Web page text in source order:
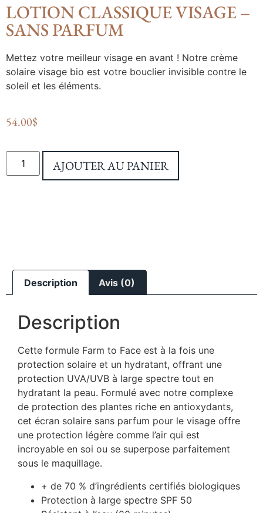
LOTION CLASSIQUE VISAGE –
SANS PARFUM
Mettez votre meilleur visage en avant ! Notre crème
solaire visage bio est votre bouclier invisible contre le
soleil et les éléments.
54.00$
AJOUTER AU PANIER
Description Avis (0)
Description
Cette formule Farm to Face est à la fois une
protection solaire et un hydratant, offrant une
protection UVA/UVB à large spectre tout en
hydratant la peau. Formulé avec notre complexe
de protection des plantes riche en antioxydants,
cet écran solaire sans parfum pour le visage offre
une protection légère comme l’air qui est
incroyable en soi ou se superpose parfaitement
sous le maquillage.
+ de 70 % d’ingrédients certifiés biologiques
Protection à large spectre SPF 50